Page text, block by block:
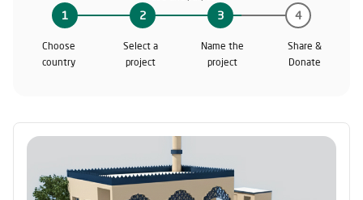
1 2 3 4
Choose
country
Select a
project
Name the
project
Share &
Donate